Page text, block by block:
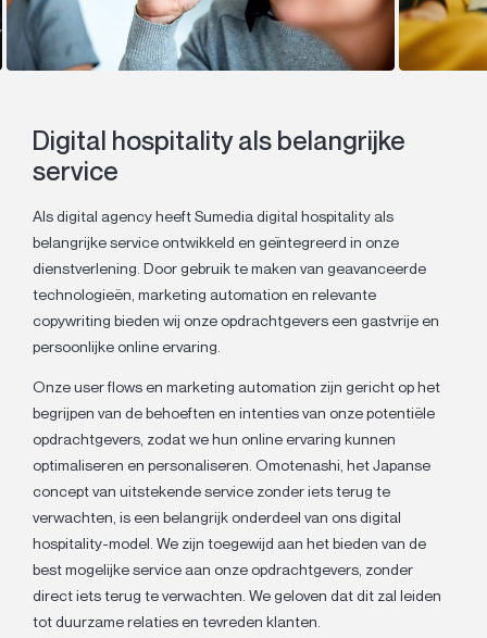
Digital hospitality als belangrijke
service
Als digital agency heeft Sumedia digital hospitality als
belangrijke service ontwikkeld en geïntegreerd in onze
dienstverlening. Door gebruik te maken van geavanceerde
technologieën, marketing automation en relevante
copywriting bieden wij onze opdrachtgevers een gastvrije en
persoonlijke online ervaring.
Onze user flows en marketing automation zijn gericht op het
begrijpen van de behoeften en intenties van onze potentiële
opdrachtgevers, zodat we hun online ervaring kunnen
optimaliseren en personaliseren. Omotenashi, het Japanse
concept van uitstekende service zonder iets terug te
verwachten, is een belangrijk onderdeel van ons digital
hospitality-model. We zijn toegewijd aan het bieden van de
best mogelijke service aan onze opdrachtgevers, zonder
direct iets terug te verwachten. We geloven dat dit zal leiden
tot duurzame relaties en tevreden klanten.